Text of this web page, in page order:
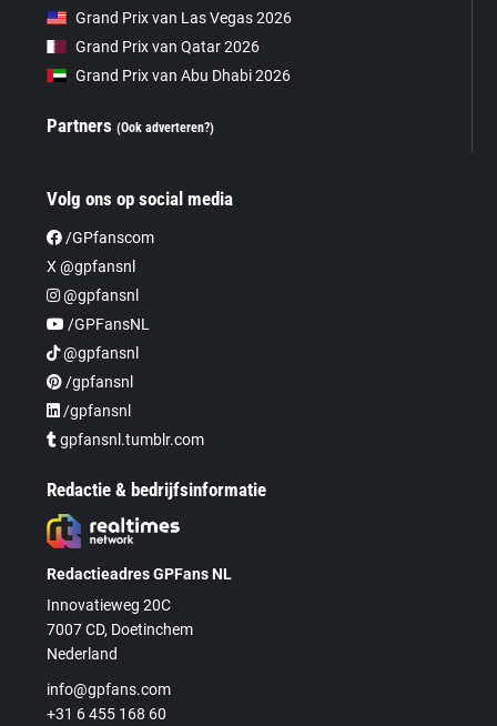
Grand Prix van Las Vegas 2026
Grand Prix van Qatar 2026
Grand Prix van Abu Dhabi 2026
Partners(Ook adverteren?)
Volg ons op social media
/GPfanscom
X @gpfansnl
@gpfansnl
/GPFansNL
@gpfansnl
/gpfansnl
/gpfansnl
gpfansnl.tumblr.com
Redactie & bedrijfsinformatie
Redactieadres GPFans NL
Innovatieweg 20C
7007 CD, Doetinchem
Nederland
info@gpfans.com
+31 6 455 168 60